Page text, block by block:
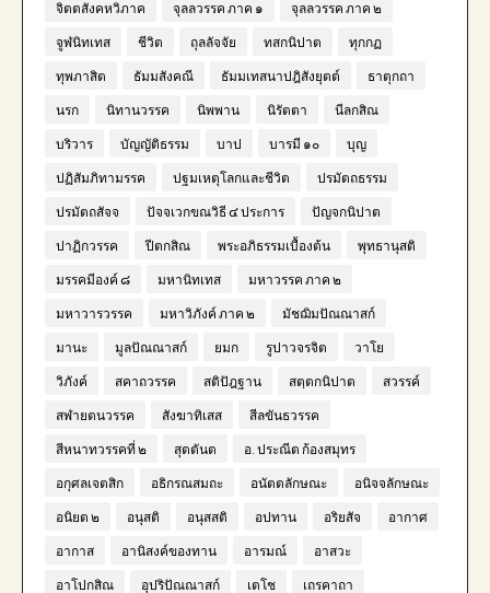
จิตตสังคหวิภาค จุลลวรรค ภาค ๑ จุลลวรรค ภาค ๒
จูฬนิทเทส ชีวิต ถุลลัจจัย ทสกนิปาต ทุกกฏ
ทุพภาสิต ธัมมสังคณี ธัมมเทสนาปฎิสังยุตต์ ธาตุกถา
นรก นิทานวรรค นิพพาน นิรัตตา นีลกสิณ
บริวาร บัญญัติธรรม บาป บารมี ๑๐ บุญ
ปฏิสัมภิทามรรค ปฐมเหตุโลกและชีวิต ปรมัตถธรรม
ปรมัตถสัจจ ปัจจเวกขณวิธี ๔ ประการ ปัญจกนิปาต
ปาฏิกวรรค ปีตกสิณ พระอภิธรรมเบื้องต้น พุทธานุสติ
มรรคมีองค์ ๘ มหานิทเทส มหาวรรค ภาค ๒
มหาวารวรรค มหาวิภังค์ ภาค ๒ มัชฌิมปัณณาสก์
มานะ มูลปัณณาสก์ ยมก รูปาวจรจิต วาโย
วิภังค์ สคาถวรรค สติปัฎฐาน สตฺตกนิปาต สวรรค์
สฬายตนวรรค สังฆาทิเสส สีลขันธวรรค
สีหนาทวรรคที่ ๒ สุตตันต อ. ประณีต ก้องสมุทร
อกุศลเจตสิก อธิกรณสมถะ อนัตตลักษณะ อนิจจลักษณะ
อนิยต ๒ อนุสติ อนุสสติ อปทาน อริยสัจ อากาศ
อากาส อานิสงค์ของทาน อารมณ์ อาสวะ
อาโปกสิณ อุปริปัณณาสก์ เตโช เถรคาถา